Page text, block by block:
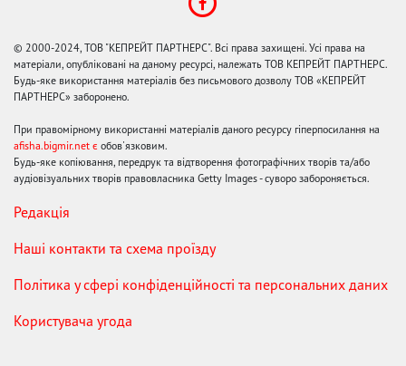
© 2000-2024, ТОВ "КЕПРЕЙТ ПАРТНЕРС". Всі права захищені. Усі права на
матеріали, опубліковані на даному ресурсі, належать ТОВ КЕПРЕЙТ ПАРТНЕРС.
Будь-яке використання матеріалів без письмового дозволу ТОВ «КЕПРЕЙТ
ПАРТНЕРС» заборонено.
При правомірному використанні матеріалів даного ресурсу гіперпосилання на
afisha.bigmir.net є обов'язковим.
Будь-яке копіювання, передрук та відтворення фотографічних творів та/або
аудіовізуальних творів правовласника Getty Images - суворо забороняється.
Редакція
Наші контакти та схема проїзду
Політика у сфері конфіденційності та персональних даних
Користувача угода